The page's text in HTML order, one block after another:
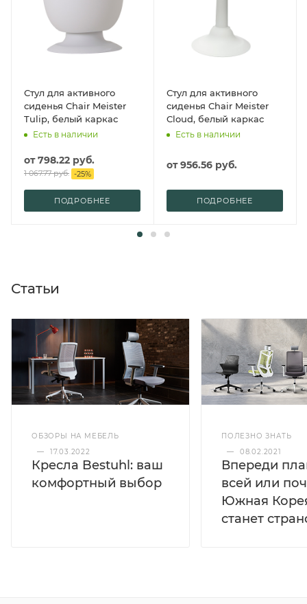
Стул для активного
сиденья Chair Meister
Tulip, белый каркас
Есть в наличии
от798.22 руб.
1 067.77 руб. -25%
ПОДРОБНЕЕ
Стул для активного
сиденья Chair Meister
Cloud, белый каркас
Есть в наличии
от956.56 руб.
ПОДРОБНЕЕ
Статьи
ОБЗОРЫ НА МЕБЕЛЬ
—
17.03.2022
Кресла Bestuhl: ваш
комфортный выбор
ПОЛЕЗНО ЗНАТЬ
—
08.02.2021
Впереди
всей или
Южная
станет